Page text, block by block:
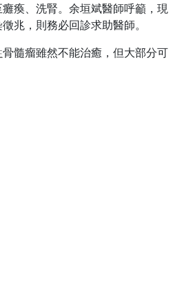
瘓、洗腎。余垣斌醫師呼籲，現
兆，則務必回診求助醫師。
骨髓瘤雖然不能治癒，但大部分可